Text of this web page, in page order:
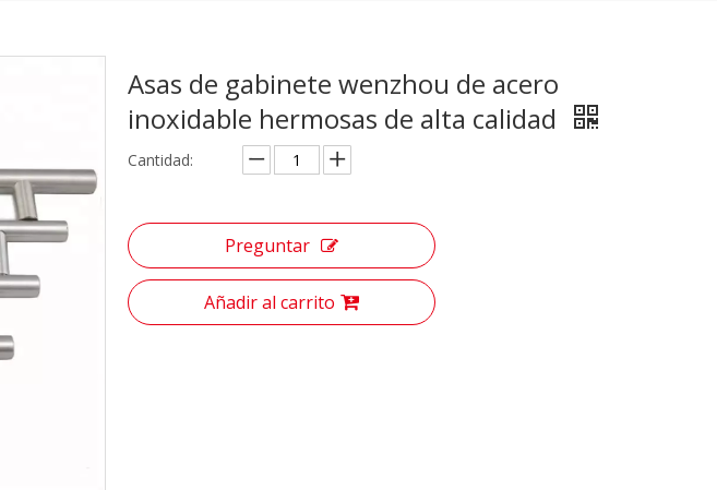
Asas de gabinete wenzhou de acero
inoxidable hermosas de alta calidad
Cantidad:
Preguntar
Añadir al carrito